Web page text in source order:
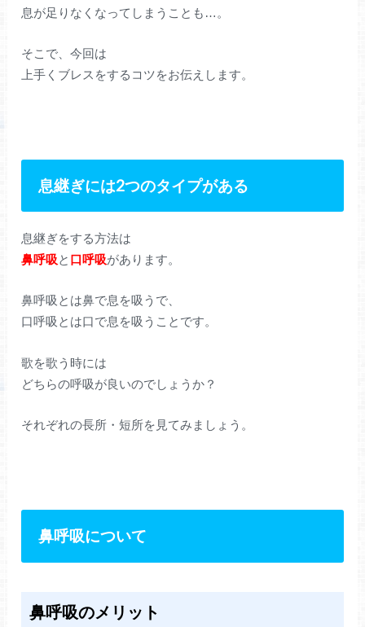
息が足りなくなってしまうことも…。
そこで、今回は
上手くブレスをするコツをお伝えします。
息継ぎには2つのタイプがある
息継ぎをする方法は
鼻呼吸と 口呼吸があります。
鼻呼吸とは鼻で息を吸うで、
口呼吸とは口で息を吸うことです。
歌を歌う時には
どちらの呼吸が良いのでしょうか？
それぞれの長所・短所を見てみましょう。
鼻呼吸について
鼻呼吸のメリット